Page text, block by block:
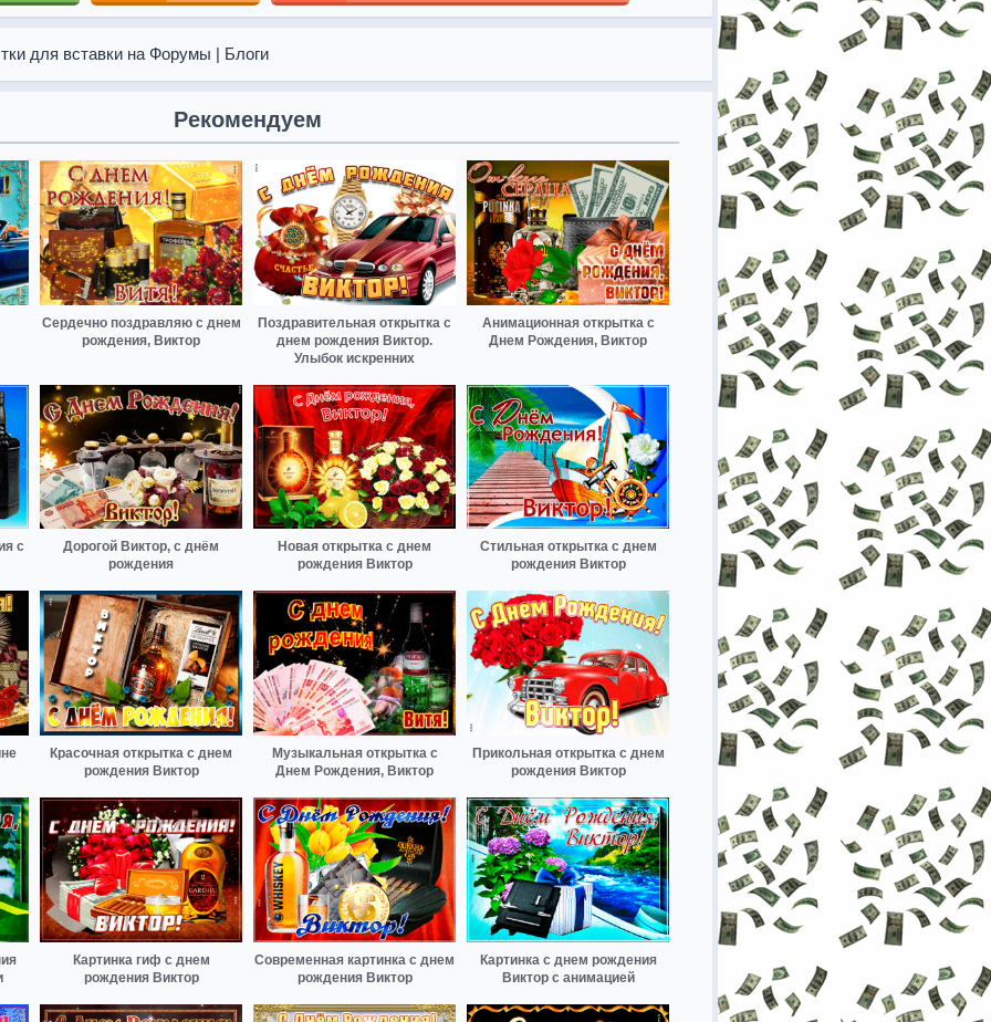
для вставки на Форумы | Блоги
Рекомендуем
Сердечно поздравляю с днем
рождения, Виктор
Поздравительная открытка с
днем рождения Виктор.
Улыбок искренних
Анимационная открытка с
Днем Рождения, Виктор
с
Дорогой Виктор, с днём
рождения
Новая открытка с днем
рождения Виктор
Стильная открытка с днем
рождения Виктор
Красочная открытка с днем
рождения Виктор
Музыкальная открытка с
Днем Рождения, Виктор
Прикольная открытка с днем
рождения Виктор
Картинка гиф с днем
рождения Виктор
Современная картинка с днем
рождения Виктор
Картинка с днем рождения
Виктор с анимацией